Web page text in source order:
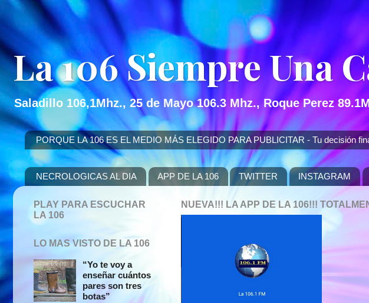
La 106 Siempre Una
Saladillo 106,1Mhz., 25 de Mayo 106.3 Mhz., Roque Perez
PORQUE LA 106 ES EL MEDIO MÁS ELEGIDO PARA PUBLICITAR - Tu decisión
NECROLOGICAS AL DIA APP DE LA 106 TWITTER INSTAGRAM
NUEVA!!! LA APP DE LA 106!!!
PLAY PARA ESCUCHAR
LA 106
LO MAS VISTO DE LA 106
“Yo te voy a
enseñar cuántos
pares son tres
botas”